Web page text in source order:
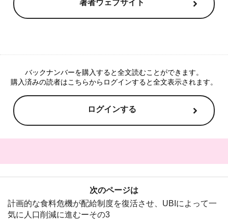
著者ウェブサイト
バックナンバーを購入すると全文読むことができます。
購入済みの読者はこちらからログインすると全文表示されます。
ログインする
次のページは
計画的な食料危機が配給制度を復活させ、UBIによって一
気に人口削減に進むーその3